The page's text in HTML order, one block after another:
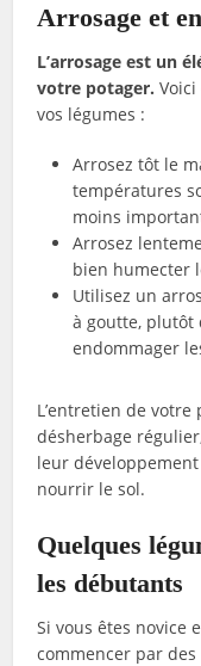
Arrosage et
L’arrosage est un
votre potager.
vos légumes :
Arrosez tôt le
températures
moins
Arrosez
bien humecter
Utilisez un
à goutte, plutôt
endommager
L’entretien de
désherbage
leur
nourrir le sol.
Quelques
les débutants
Si vous êtes novice
commencer par